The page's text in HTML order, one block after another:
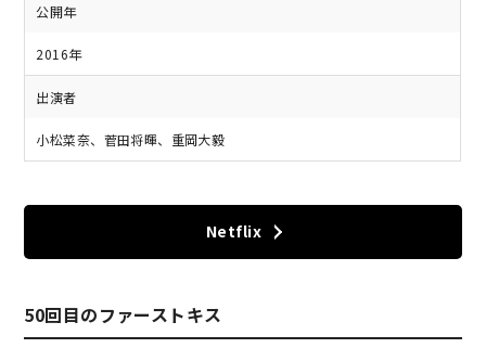
公開年
2016年
出演者
小松菜奈、菅田将暉、重岡大毅
Netflix
50回目のファーストキス